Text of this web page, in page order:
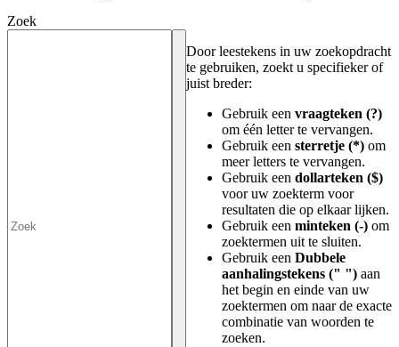
Zoek
Door leestekens in uw zoekopdracht
te gebruiken, zoekt u specifieker of
juist breder:
Gebruik een vraagteken (?)
om één letter te vervangen.
Gebruik een sterretje (*) om
meer letters te vervangen.
Gebruik een dollarteken ($)
voor uw zoekterm voor
resultaten die op elkaar lijken.
Gebruik een minteken (-) om
zoektermen uit te sluiten.
Gebruik een Dubbele
aanhalingstekens (" ") aan
het begin en einde van uw
zoektermen om naar de exacte
combinatie van woorden te
zoeken.